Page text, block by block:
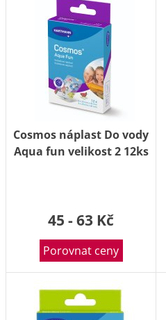
Cosmos náplast Do vody
Aqua fun velikost 2 12ks
45 - 63 Kč
Porovnat ceny